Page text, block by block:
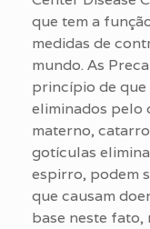
que tem a
medidas de
mundo. As
princípio de que
eliminados pelo
materno,
gotículas
espirro, podem
que causam
base neste fato,